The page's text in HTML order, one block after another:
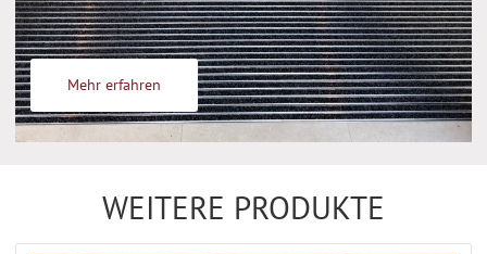
Mehr erfahren
WEITERE PRODUKTE